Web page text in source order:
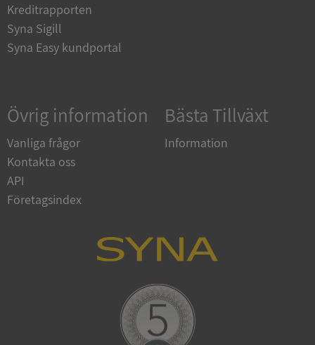
Kreditrapporten
Syna Sigill
Syna Easy kundportal
Övrig information
Vanliga frågor
Kontakta oss
API
Företagsindex
Bästa Tillväxt
Information
VISITOR_PRIVACY_METADATA
YouTube
.youtube.com
ASP.NET_SessionId
Microsoft
Privacy Policy